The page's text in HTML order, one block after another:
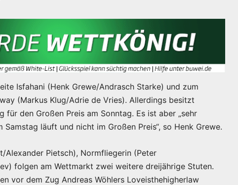
Isfahani (Henk Grewe/Andrasch Starke) und zum
(Markus Klug/Adrie de Vries). Allerdings besitzt
für den Großen Preis am Sonntag. Es ist aber „sehr
Samstag läuft und nicht im Großen Preis“, so Henk Grewe.
Alexander Pietsch), Normfliegerin (Peter
folgen am Wettmarkt zwei weitere dreijährige Stuten.
vor dem Zug Andreas Wöhlers Loveisthehigherlaw